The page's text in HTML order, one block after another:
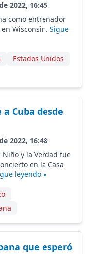
2022, 16:45
como entrenador
Wisconsin. Sigue
Estados Unidos
Cuba desde
2022, 16:48
Niño y la Verdad fue
en la Casa
leyendo »
que esperó